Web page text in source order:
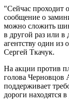
"Сейчас проходит
сообщение о
можно сложить
в другой раз или в
агентству один из
Сергей Ткачук.
На акции против
голова Черновцов
поддерживает
дороги находятся